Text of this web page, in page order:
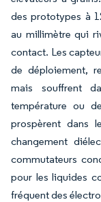
des prototypes à
au millimètre qui
contact. Les
de déploiement,
mais souffrent
température ou
prospèrent dans
changement
commutateurs
pour les liquides
fréquent des